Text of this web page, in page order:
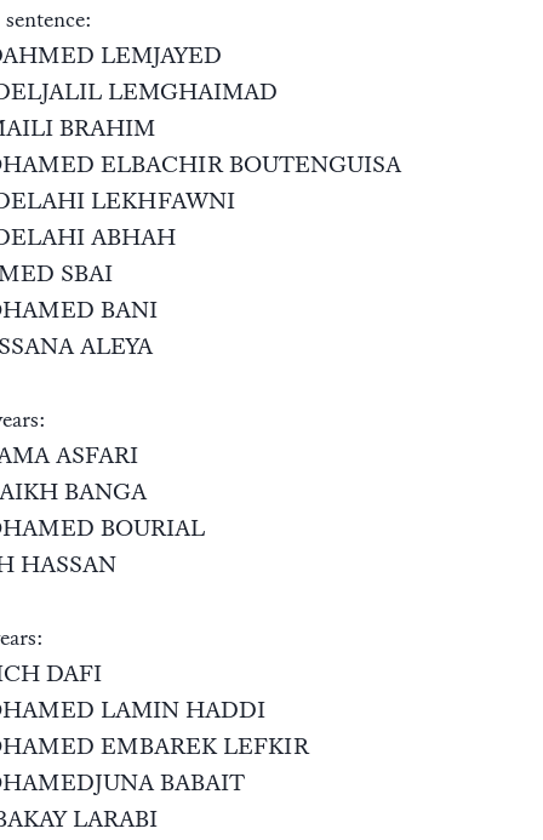
LEMJAYED
LEMGHAIMAD
BRAHIM
ELBACHIR BOUTENGUISA
LEKHFAWNI
ABHAH
SBAI
BANI
ALEYA
ASFARI
BANGA
BOURIAL
HASSAN
DAFI
LAMIN HADDI
EMBAREK LEFKIR
BABAIT
LARABI